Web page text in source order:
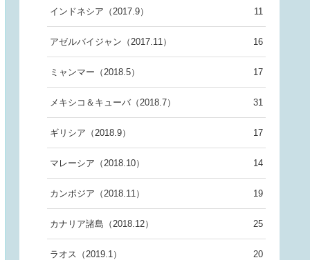
インドネシア（2017.9） 11
アゼルバイジャン（2017.11） 16
ミャンマー（2018.5） 17
メキシコ＆キューバ（2018.7） 31
ギリシア（2018.9） 17
マレーシア（2018.10） 14
カンボジア（2018.11） 19
カナリア諸島（2018.12） 25
ラオス（2019.1） 20